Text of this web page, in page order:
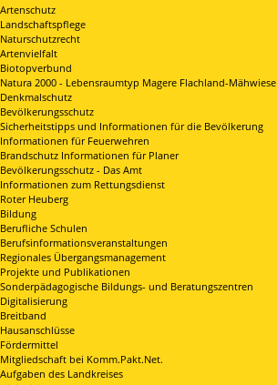
Artenschutz
Landschaftspflege
Naturschutzrecht
Artenvielfalt
Biotopverbund
Natura 2000 - Lebensraumtyp Magere Flachland-Mähwiese
Denkmalschutz
Bevölkerungsschutz
Sicherheitstipps und Informationen für die Bevölkerung
Informationen für Feuerwehren
Brandschutz Informationen für Planer
Bevölkerungsschutz - Das Amt
Informationen zum Rettungsdienst
Roter Heuberg
Bildung
Berufliche Schulen
Berufsinformationsveranstaltungen
Regionales Übergangsmanagement
Projekte und Publikationen
Sonderpädagogische Bildungs- und Beratungszentren
Digitalisierung
Breitband
Hausanschlüsse
Fördermittel
Mitgliedschaft bei Komm.Pakt.Net.
Aufgaben des Landkreises